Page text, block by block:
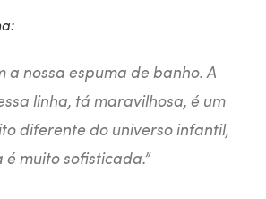
a nossa espuma de banho. A
linha, tá maravilhosa, é um
diferente do universo infantil,
é muito sofisticada.”